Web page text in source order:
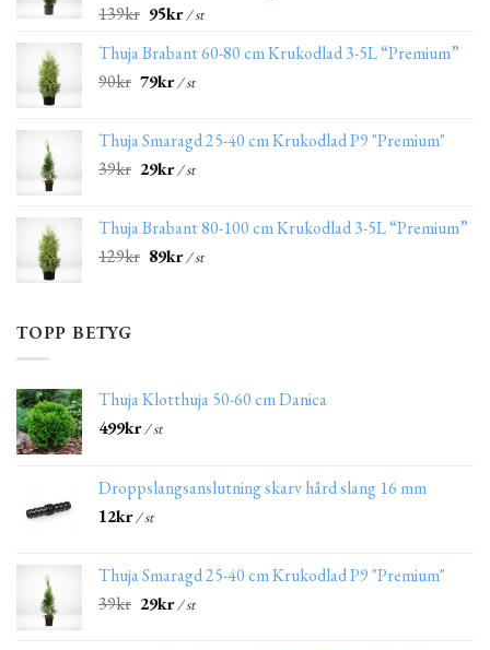
139kr 95kr/ st
Thuja Brabant 60-80 cm Krukodlad 3-5L “Premium”
90kr 79kr/ st
Thuja Smaragd 25-40 cm Krukodlad P9 "Premium"
39kr 29kr/ st
Thuja Brabant 80-100 cm Krukodlad 3-5L “Premium”
129kr 89kr/ st
TOPP BETYG
Thuja Klotthuja 50-60 cm Danica
499kr/ st
Droppslangsanslutning skarv hård slang 16 mm
12kr/ st
Thuja Smaragd 25-40 cm Krukodlad P9 "Premium"
39kr 29kr/ st